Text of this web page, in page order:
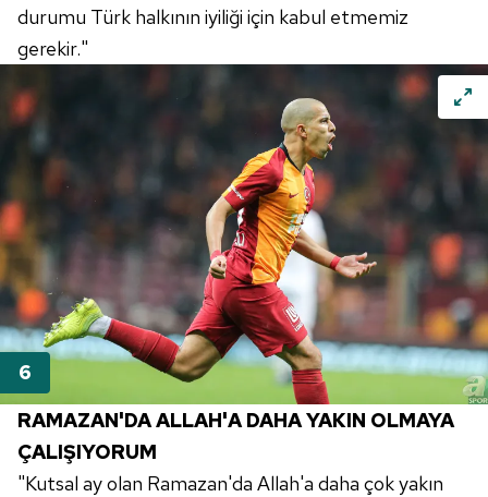
durumu Türk halkının iyiliği için kabul etmemiz
gerekir."
RAMAZAN'DA ALLAH'A DAHA YAKIN OLMAYA
ÇALIŞIYORUM
"Kutsal ay olan Ramazan'da Allah'a daha çok yakın